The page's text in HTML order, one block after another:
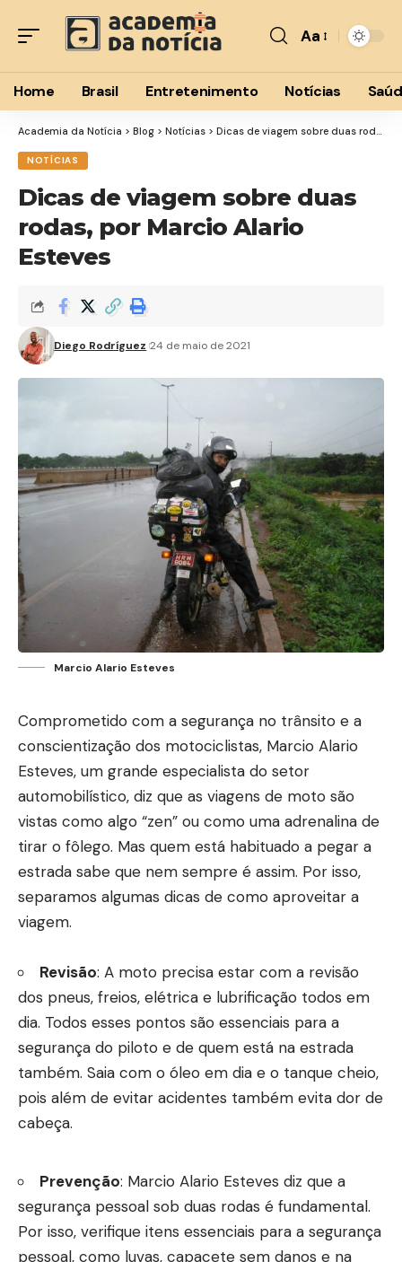
Font
Resizer
Aa
Home Brasil Entretenimento Notícias
Academia da Notícia > Blog > Notícias > Dicas de viagem sobre duas rodas, por Marcio Alario Esteves
NOTÍCIAS
Dicas de viagem sobre duas
rodas, por Marcio Alario
Esteves
Diego Rodríguez 24 de maio de 2021
Marcio Alario Esteves
Comprometido com a segurança no trânsito e a
conscientização dos motociclistas, Marcio Alario
Esteves, um grande especialista do setor
automobilístico, diz que as viagens de moto são
vistas como algo “zen” ou como uma adrenalina de
tirar o fôlego. Mas quem está habituado a pegar a
estrada sabe que nem sempre é assim. Por isso,
separamos algumas dicas de como aproveitar a
viagem.
Revisão: A moto precisa estar com a revisão
dos pneus, freios, elétrica e lubrificação todos em
dia. Todos esses pontos são essenciais para a
segurança do piloto e de quem está na estrada
também. Saia com o óleo em dia e o tanque cheio,
pois além de evitar acidentes também evita dor de
cabeça.
Prevenção: Marcio Alario Esteves diz que a
segurança pessoal sob duas rodas é fundamental.
Por isso, verifique itens essenciais para a segurança
pessoal, como luvas, capacete sem danos e na